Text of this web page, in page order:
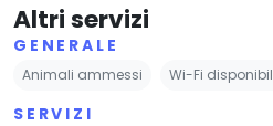
Altri servizi
GENERALE
Animali ammessi Wi-Fi
SERVIZI